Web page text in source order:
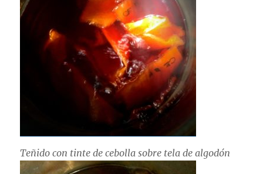
Teñido con tinte de cebolla sobre tela de algodón